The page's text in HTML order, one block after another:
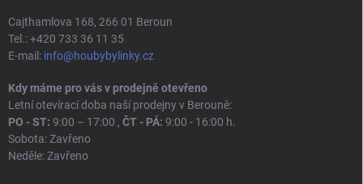
Cajthamlova 168, 266 01 Beroun
Tel.: +420 733 36 11 35
E-mail: info@houbybylinky.cz
Kdy máme pro vás v prodejně otevřeno
Letní otevírací doba naší prodejny v Berouně:
PO - ST: 9:00 – 17:00 , ČT - PÁ: 9:00 - 16:00 h.
Sobota: Zavřeno
Neděle: Zavřeno